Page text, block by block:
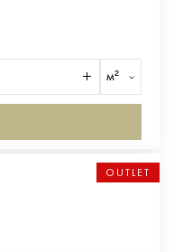
м²
OUTLET